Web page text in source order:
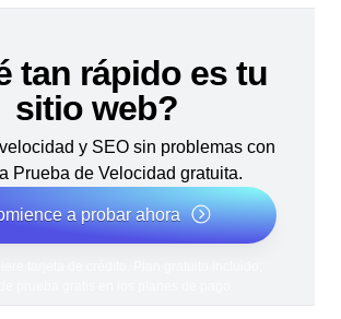
tan rápido es tu
sitio web?
y SEO sin problemas con
Prueba de Velocidad gratuita.
a probar ahora